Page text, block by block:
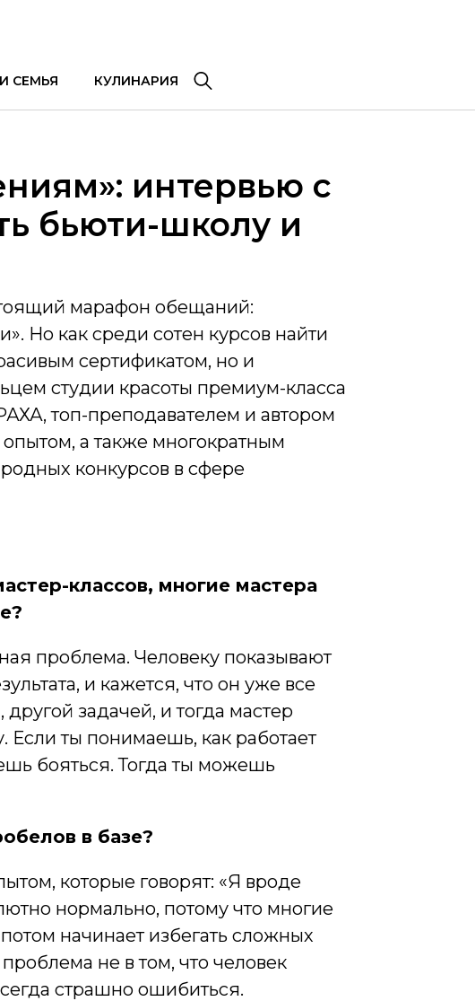
СЕМЬЯ КУЛИНАРИЯ
интервью с
бьюти-школу и
марафон обещаний:
Но как среди сотен курсов найти
сертификатом, но и
студии красоты премиум-класса
топ-преподавателем и автором
а также многократным
конкурсов в сфере
классов, многие мастера
проблема. Человеку показывают
и кажется, что он уже все
задачей, и тогда мастер
Если ты понимаешь, как работает
бояться. Тогда ты можешь
в базе?
которые говорят: «Я вроде
нормально, потому что многие
начинает избегать сложных
не в том, что человек
страшно ошибиться.